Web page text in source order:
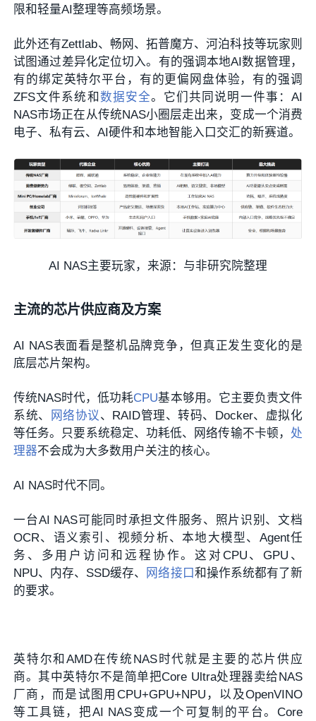
限和轻量AI整理等高频场景。
此外还有Zettlab、畅网、拓普魔方、河泊科技等玩家则
试图通过差异化定位切入。有的强调本地AI数据管理，
有的绑定英特尔平台，有的更偏网盘体验，有的强调
ZFS文件系统和 数据安全。它们共同说明一件事：AI
NAS市场正在从传统NAS小圈层走出来，变成一个消费
电子、私有云、AI硬件和本地智能入口交汇的新赛道。
AI NAS主要玩家，来源：与非研究院整理
主流的芯片供应商及方案
AI NAS表面看是整机品牌竞争，但真正发生变化的是
底层芯片架构。
传统NAS时代，低功耗CPU基本够用。它主要负责文件
系统、
网络协议 、RAID管理、转码、Docker、虚拟化
等任务。只要系统稳定、功耗低、网络传输不卡顿， 处
理器不会成为大多数用户关注的核心。
AI NAS时代不同。
一台AI NAS可能同时承担文件服务、照片识别、文档
OCR、语义索引、视频分析、本地大模型、Agent任
务、多用户访问和远程协作。这对CPU、GPU、
NPU、内存、SSD缓存、
网络接口和操作系统都有了新
的要求。
英特尔和AMD在传统NAS时代就是主要的芯片供应
商。其中英特尔不是简单把Core Ultra处理器卖给NAS
厂商，而是试图用CPU+GPU+NPU，以及OpenVINO
等工具链，把AI NAS变成一个可复制的平台。Core